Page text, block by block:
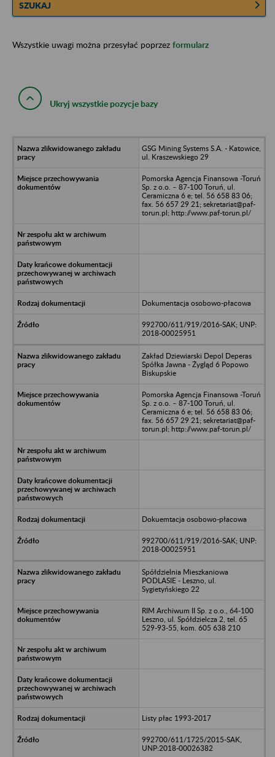
SZUKAJ
Wszystkie uwagi można przesyłać poprzez formularz
Ukryj wszystkie pozycje bazy
GSG Mining Systems S.A. - Katowice,
ul. Kraszewskiego 29
Pomorska Agencja Finansowa -Toruń
Sp. z o.o. – 87-100 Toruń, ul.
Ceramiczna 6 e; tel. 56 658 83 06;
fax. 56 657 29 21; sekretariat@paf-
torun.pl; http://www.paf-torun.pl/
Dokumentacja osobowo-płacowa
992700/611/919/2016-SAK; UNP:
2018-00025951
Zakład Dziewiarski Depol Deperas
Spółka Jawna - Żygląd 6 Popowo
Biskupskie
Pomorska Agencja Finansowa -Toruń
Sp. z o.o. – 87-100 Toruń, ul.
Ceramiczna 6 e; tel. 56 658 83 06;
fax. 56 657 29 21; sekretariat@paf-
torun.pl; http://www.paf-torun.pl/
Dokuemtacja osobowo-płacowa
992700/611/919/2016-SAK; UNP:
2018-00025951
Spółdzielnia Mieszkaniowa
PODLASIE - Leszno, ul.
Sygietyńskiego 22
RIM Archiwum II Sp. z o.o., 64-100
Leszno, ul. Spółdzielcza 2, tel. 65
529-93-55, kom. 605 638 210
Listy płac 1993-2017
992700/611/1725/2015-SAK,
UNP:2018-00026382